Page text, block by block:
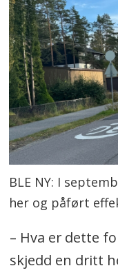
BLE NY: I
her og påført
– Hva er dette
skjedd en dritt